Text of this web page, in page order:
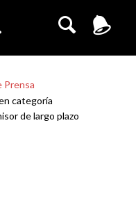
Prensa
categoría
de largo plazo